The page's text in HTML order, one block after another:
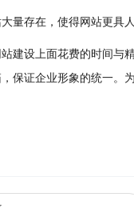
量存在，使得网站更具
建设上面花费的时间
保证企业形象的统一